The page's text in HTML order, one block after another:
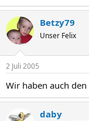
Betzy79
Unser Felix
2 Juli 2005
Wir haben auch den
daby